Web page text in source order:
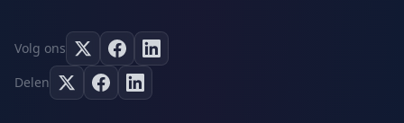
Volg ons
Delen